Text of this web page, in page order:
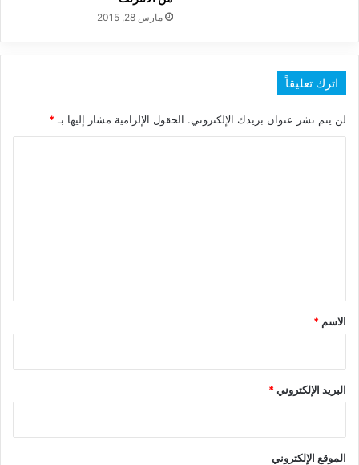
مارس 28, 2015
اترك تعليقاً
لن يتم نشر عنوان بريدك الإلكتروني. الحقول الإلزامية مشار إليها بـ *
*
الاسم *
البريد الإلكتروني*
الموقع الإلكتروني